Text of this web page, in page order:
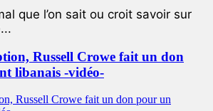
que l’on sait ou croit savoir sur
Russell Crowe fait un don
libanais -vidéo-